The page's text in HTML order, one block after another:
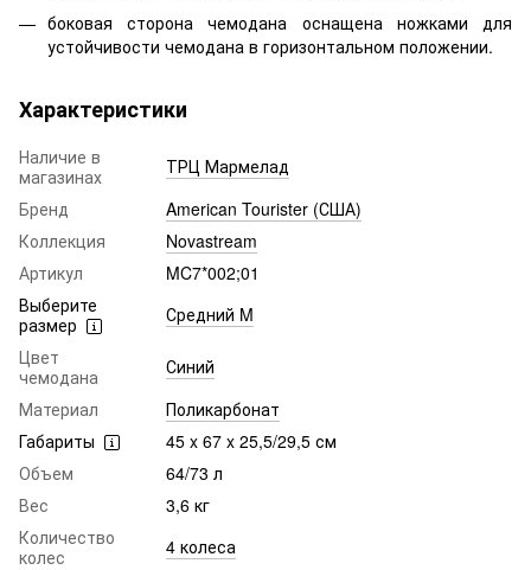
боковая сторона чемодана оснащена ножками для
устойчивости чемодана в горизонтальном положении.
Характеристики
Наличие в
магазинах
ТРЦ Мармелад
Бренд
American Tourister (США)
Коллекция
Novastream
Артикул
MC7*002;01
Выберите
размер
Средний M
Цвет
чемодана
Синий
Материал
Поликарбонат
Габариты
45 x 67 x 25,5/29,5 см
Объем
64/73 л
Вес
3,6 кг
Количество
колес
4 колеса